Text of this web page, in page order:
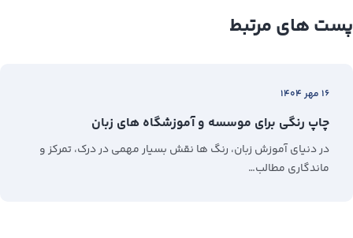
پست های مرتبط
۱۶ مهر ۱۴۰۴
چاپ رنگی برای موسسه و آموزشگاه های زبان
در دنیای آموزش زبان، رنگ‌ ها نقش بسیار مهمی در درک، تمرکز و
ماندگاری مطالب…